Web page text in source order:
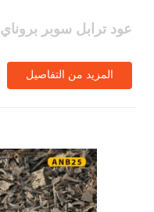
عود ترابل سوبر بروناي ARS11
المزيد من التفاصيل